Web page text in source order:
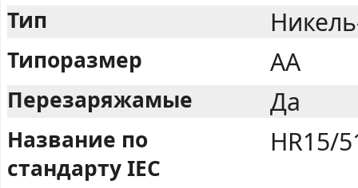
Тип
Типоразмер AA
Перезаряжамые Да
Название по
стандарту IEC
HR15/